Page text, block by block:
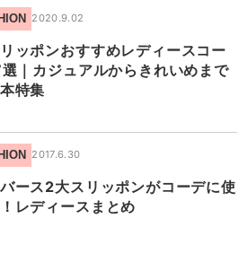
2020.9.02
ッポンおすすめレディースコー
｜カジュアルからきれいめまで
特集
2017.6.30
ース2大スリッポンがコーデに使
レディースまとめ